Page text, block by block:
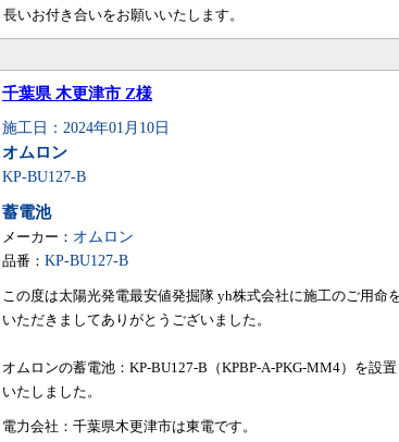
長いお付き合いをお願いいたします。
千葉県 木更津市 Z様
施工日：2024年01月10日
オムロン
KP-BU127-B
蓄電池
メーカー： オムロン
品番： KP-BU127-B
この度は太陽光発電最安値発掘隊 yh株式会社に施工のご用命
いただきましてありがとうございました。
オムロンの蓄電池：KP-BU127-B（KPBP-A-PKG-MM4）を設置
いたしました。
電力会社：千葉県木更津市は東電です。